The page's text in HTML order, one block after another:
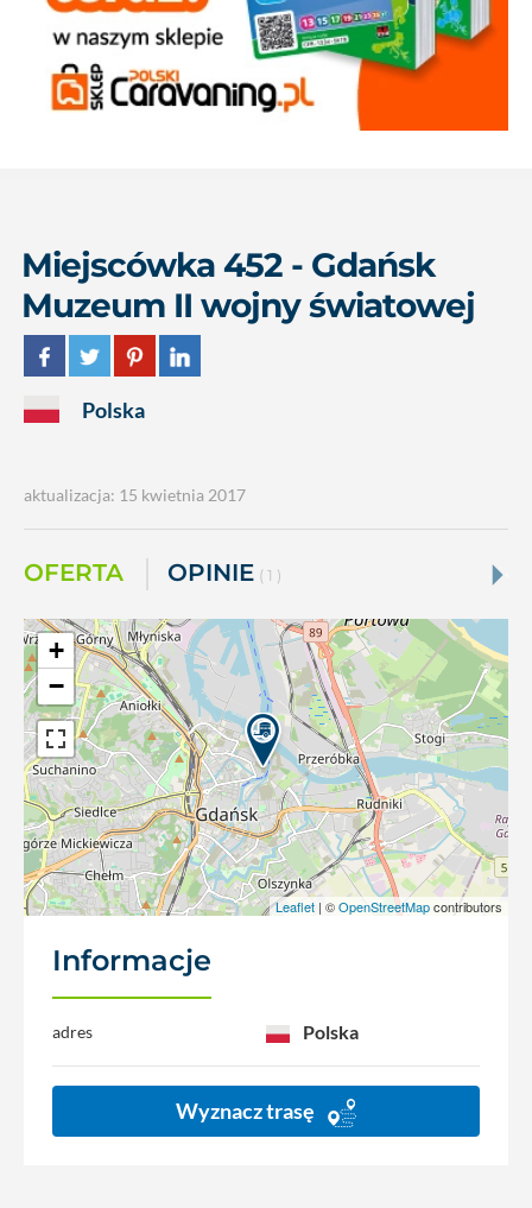
Miejscówka 452 - Gdańsk
Muzeum II wojny światowej
Polska
aktualizacja: 15 kwietnia 2017
OFERTA OPINIE ( 1 )
+
−
Leaflet | ©OpenStreetMapcontributors
Informacje
adres Polska
Wyznacz trasę